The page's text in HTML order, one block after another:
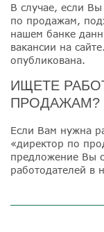
В случае, если
по продажам,
нашем банке
вакансии на
опубликована.
ИЩЕТЕ
ПРОДАЖАМ?
Если Вам нужна
«директор по
предложение Вы
работодателей в